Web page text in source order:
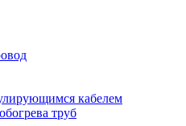
кабелем
труб